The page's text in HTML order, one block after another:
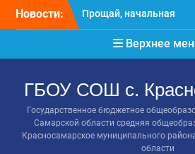
Новости:
Расписание
Класс года
ТОП «Ребёнок не
на бюджет. Как
господдержку и
сохранить семейный
Верхнее
ГБОУ СОШ с.
Государственное бюджетное
Самарской области средняя
Красносамарское муниципального
области